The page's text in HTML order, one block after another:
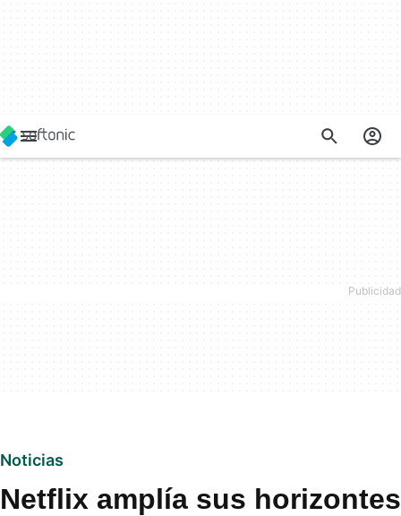
Noticias
Netflix amplía sus horizontes